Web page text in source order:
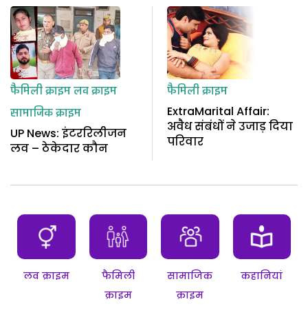
फैमिली क्राइमलव क्राइम
सामाजिक क्राइम
UP News: इंटररिलीजन
लव – ठेकेदार कौन
फैमिली क्राइम
ExtraMarital Affair:
अवैध संबंधों ने उजाड़ दिया
परिवार
लव क्राइम
फैमिली
क्राइम
सामाजिक
क्राइम
कहानियां